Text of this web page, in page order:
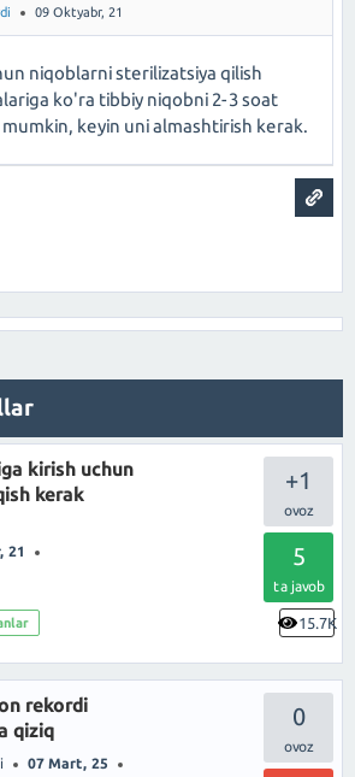
09 Oktyabr, 21
niqoblarni sterilizatsiya qilish
ko'ra tibbiy niqobni 2-3 soat
keyin uni almashtirish kerak.
+1
5
ta javob
15.7K
kirish uchun
kerak
21
0
rekordi
qiziq
07 Mart, 25